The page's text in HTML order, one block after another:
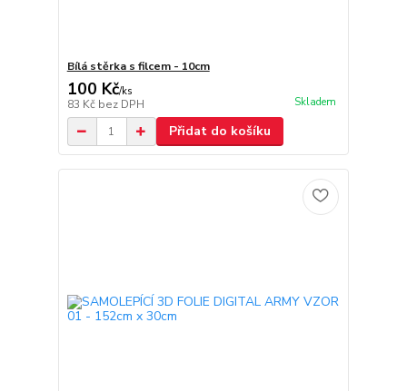
Bílá stěrka s filcem - 10cm
100 Kč/ks
83 Kč bez DPH Skladem
Přidat do košíku